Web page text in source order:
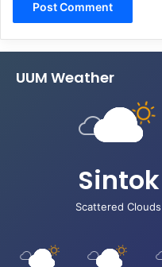
UUM Weather
Sintok
Scattered Clouds